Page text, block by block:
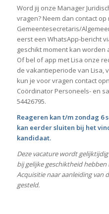
Word jij onze Manager
vragen? Neem dan contact
Gemeentesecretaris/
eerst een WhatsApp-bericht
geschikt moment kan worden
Of bel of app met Lisa onze
de vakantieperiode van Lisa,
kun je voor vragen contact
Coördinator Personeels- en
54426795.
Reageren kan t/m zondag 6
kan eerder sluiten bij het
kandidaat.
Deze vacature wordt
bij gelijke geschiktheid
Acquisitie naar aanleiding van
gesteld.